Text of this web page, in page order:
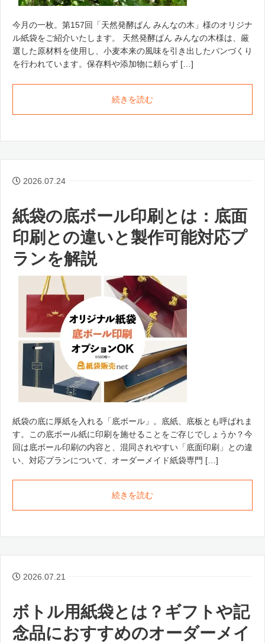
今月の一枚。第157回「天然発酵ぱん みんなの木」様のオリジナ
ル紙袋をご紹介いたします。 天然発酵ぱん みんなの木様は、厳
選した原材料を使用し、小麦本来の風味を引き出したパンづくり
を行われています。保存料や添加物に頼らず […]
続きを読む
2026.07.24
紙袋の底ボール印刷とは：底面
印刷との違いと製作可能対応プ
ランを解説
紙袋の底に厚紙を入れる「底ボール」。底紙、底板とも呼ばれま
す。この底ボール紙に印刷を施せることをご存じでしょうか？今
回は底ボール印刷の内容と、混同されやすい「底面印刷」との違
い、対応プランについて、オーダーメイド紙袋専門 […]
続きを読む
2026.07.21
ボトル用紙袋とは？ギフトや記
念品におすすめのオーダーメイ